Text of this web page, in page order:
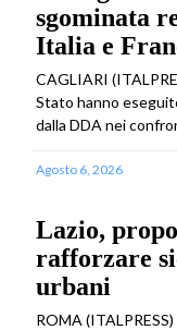
sgominata
Italia e
CAGLIARI
Stato hanno
dalla DDA nei
Agosto 6, 2026
Lazio,
rafforzare
urbani
ROMA